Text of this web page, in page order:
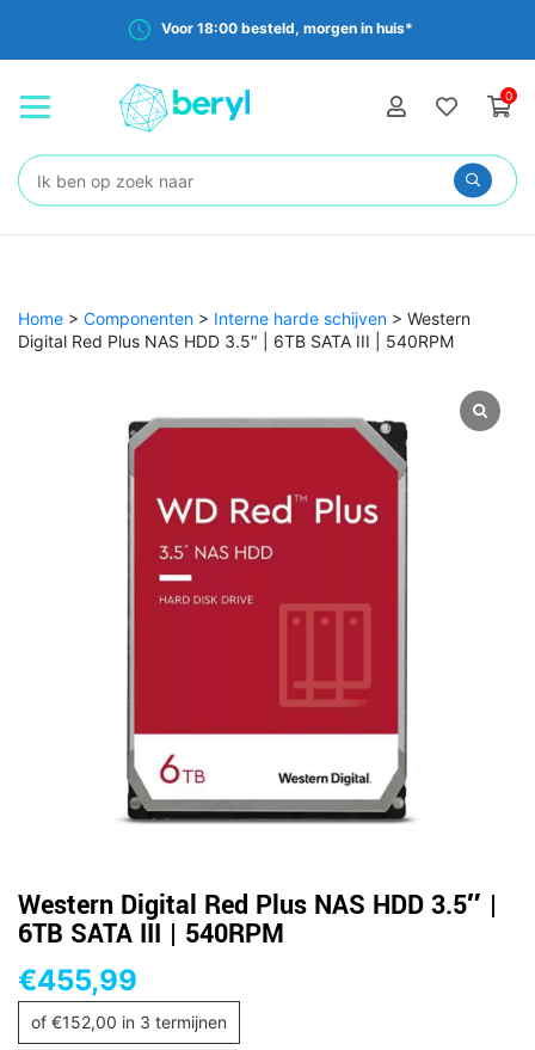
Voor 18:00 besteld, morgen in huis*
0
Zoeken:
Home > Componenten > Interne harde schijven > Western
Digital Red Plus NAS HDD 3.5″ | 6TB SATA III | 540RPM
Western Digital Red Plus NAS HDD 3.5″ |
6TB SATA III | 540RPM
€455,99
of €152,00 in 3 termijnen